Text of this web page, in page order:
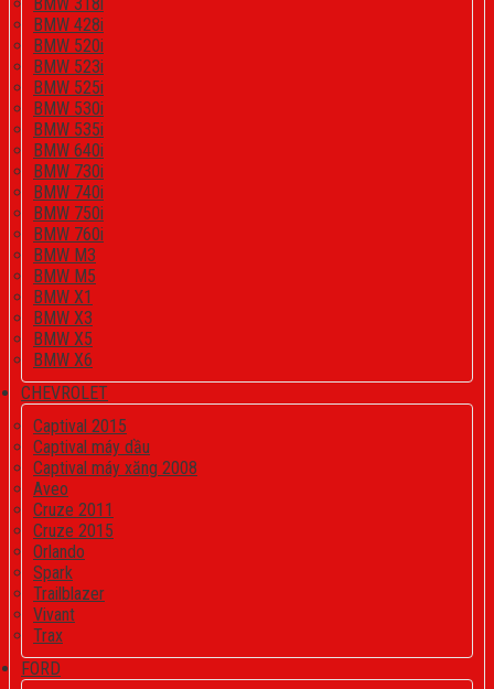
BMW 428i
BMW 520i
BMW 523i
BMW 525i
BMW 530i
BMW 535i
BMW 640i
BMW 730i
BMW 740i
BMW 750i
BMW 760i
BMW M3
BMW M5
BMW X1
BMW X3
BMW X5
BMW X6
CHEVROLET
Captival 2015
Captival máy dầu
Captival máy xăng 2008
Aveo
Cruze 2011
Cruze 2015
Orlando
Spark
Trailblazer
Vivant
Trax
FORD